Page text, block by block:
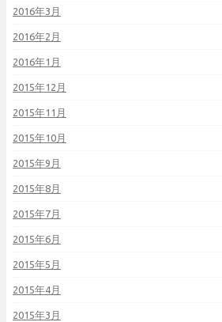
2016年3月
2016年2月
2016年1月
2015年12月
2015年11月
2015年10月
2015年9月
2015年8月
2015年7月
2015年6月
2015年5月
2015年4月
2015年3月